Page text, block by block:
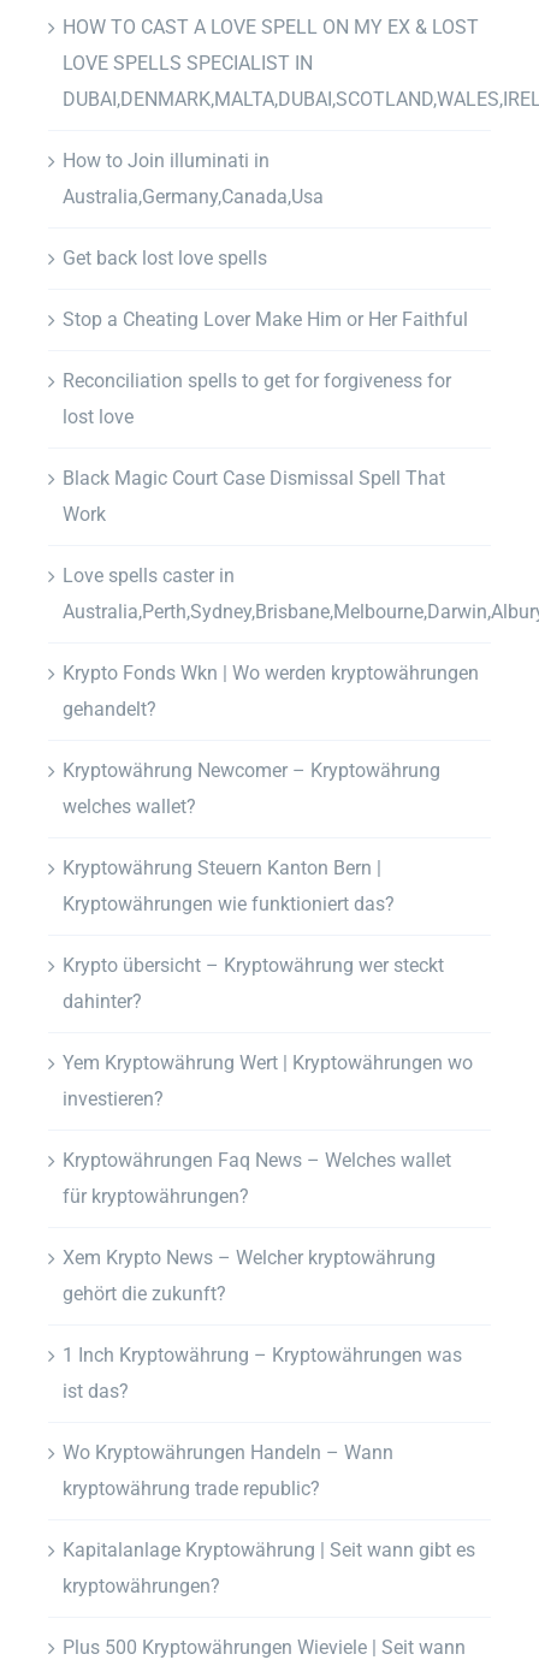
HOW TO CAST A LOVE SPELL ON MY EX & LOST
LOVE SPELLS SPECIALIST IN
How to Join illuminati in
Australia,Germany,Canada,Usa
Get back lost love spells
Stop a Cheating Lover Make Him or Her Faithful
Reconciliation spells to get for forgiveness for
lost love
Black Magic Court Case Dismissal Spell That
Work
Love spells caster in
Krypto Fonds Wkn | Wo werden kryptowährungen
gehandelt?
Kryptowährung Newcomer – Kryptowährung
welches wallet?
Kryptowährung Steuern Kanton Bern |
Kryptowährungen wie funktioniert das?
Krypto übersicht – Kryptowährung wer steckt
dahinter?
Yem Kryptowährung Wert | Kryptowährungen wo
investieren?
Kryptowährungen Faq News – Welches wallet
für kryptowährungen?
Xem Krypto News – Welcher kryptowährung
gehört die zukunft?
1 Inch Kryptowährung – Kryptowährungen was
ist das?
Wo Kryptowährungen Handeln – Wann
kryptowährung trade republic?
Kapitalanlage Kryptowährung | Seit wann gibt es
kryptowährungen?
Plus 500 Kryptowährungen Wieviele | Seit wann